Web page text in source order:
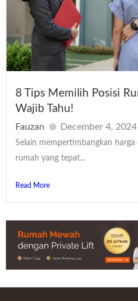
8 Tips Memilih Posisi
Wajib Tahu!
Fauzan December 4, 2024
Selain mempertimbangkan
rumah yang tepat...
Read More